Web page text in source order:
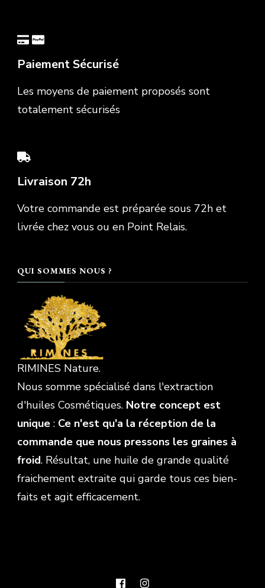
Paiement Sécurisé
Les moyens de paiement proposés sont
totalement sécurisés
Livraison 72h
Votre commande est préparée sous 72h et
livrée chez vous ou en Point Relais.
QUI SOMMES NOUS ?
RIMINES Nature.
Nous somme spécialisé dans l'extraction
d'huiles Cosmétiques. Notre concept est
unique : Ce n'est qu'a la réception de la
commande que nous pressons les graines à
froid. Résultat, une huile de grande qualité
fraichement extraite qui garde tous ces bien-
faits et agit efficacement.